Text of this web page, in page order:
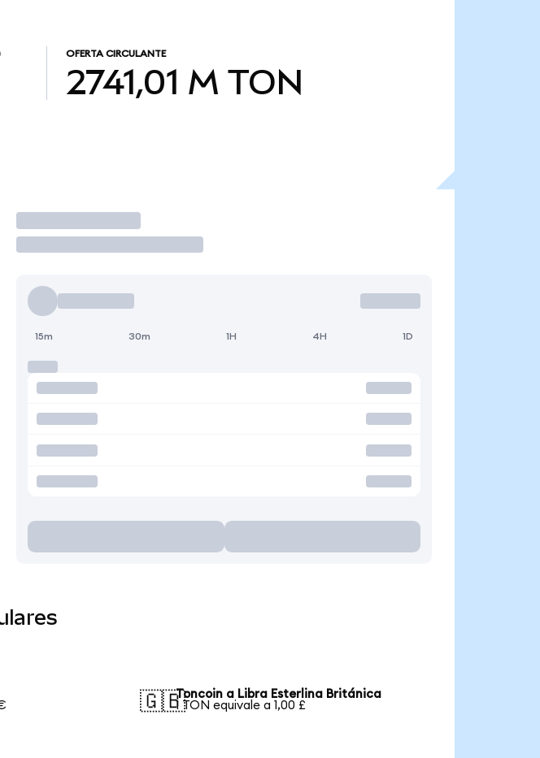
OFERTA CIRCULANTE
2741,01 M TON
Operar
15m 30m 1H 4H 1D
🇬🇧Toncoin a Libra Esterlina Británica
1 TON equivale a 1,00 £